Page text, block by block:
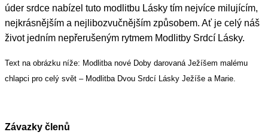
úder srdce nabízel tuto modlitbu Lásky tím nejvíce milujícím,
nejkrásnějším a nejlibozvučnějším způsobem. Ať je celý náš
život jedním nepřerušeným rytmem Modlitby Srdcí Lásky.
Text na obrázku níže: Modlitba nové Doby darovaná Ježíšem malému
chlapci pro celý svět – Modlitba Dvou Srdcí Lásky Ježíše a Marie.
Závazky členů